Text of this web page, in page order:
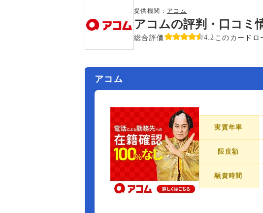
提供機関： アコム
アコムの評判・口コミ
総合評価 4.2 このカードロ
アコム
実質年率
限度額
融資時間